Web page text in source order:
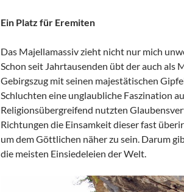
Ein Platz für Eremiten
Das Majellamassiv zieht nicht nur mich
Schon seit Jahrtausenden übt der auch als
Gebirgszug mit seinen majestätischen
Schluchten eine unglaubliche Faszination
Religionsübergreifend nutzten
Richtungen die Einsamkeit dieser fast
um dem Göttlichen näher zu sein. Darum
die meisten Einsiedeleien der Welt.